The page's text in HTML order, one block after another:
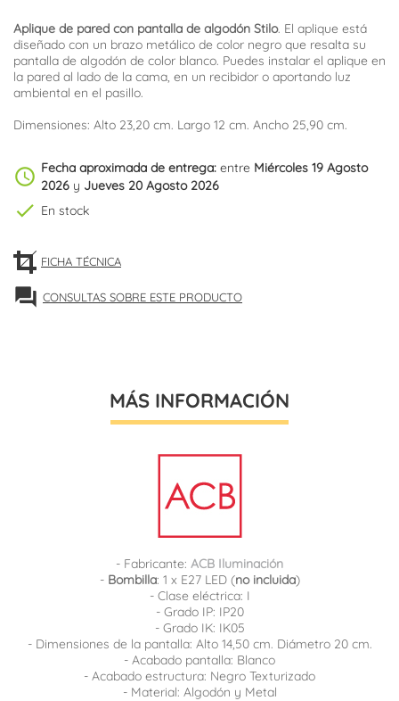
Aplique de pared con pantalla de algodón Stilo. El aplique está
diseñado con un brazo metálico de color negro que resalta su
pantalla de algodón de color blanco. Puedes instalar el aplique en
la pared al lado de la cama, en un recibidor o aportando luz
ambiental en el pasillo.
Dimensiones: Alto 23,20 cm. Largo 12 cm. Ancho 25,90 cm.
schedule Fecha aproximada de entrega: entre Miércoles 19 Agosto
2026 y Jueves 20 Agosto 2026
check En stock
FICHA TÉCNICA
forum CONSULTAS SOBRE ESTE PRODUCTO
MÁS INFORMACIÓN
- Fabricante: ACB Iluminación
- Bombilla: 1 x E27 LED (no incluida)
- Clase eléctrica: I
- Grado IP: IP20
- Grado IK: IK05
- Dimensiones de la pantalla: Alto 14,50 cm. Diámetro 20 cm.
- Acabado pantalla: Blanco
- Acabado estructura: Negro Texturizado
- Material: Algodón y Metal